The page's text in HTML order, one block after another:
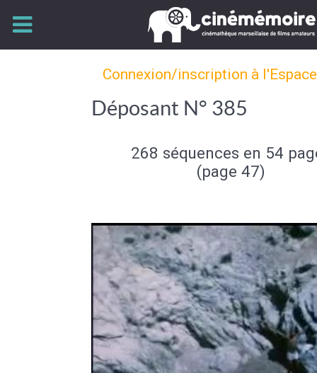
Connexion/inscription à
Déposant N° 385
268 séquences en 54
(page 47)